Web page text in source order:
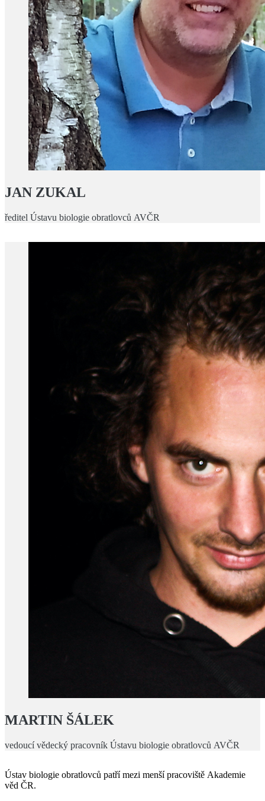
JAN ZUKAL
ředitel Ústavu biologie obratlovců AVČR
MARTIN ŠÁLEK
vedoucí vědecký pracovník Ústavu biologie obratlovců AVČR
Ústav biologie obratlovců patří mezi menší pracoviště Akademie
věd ČR.